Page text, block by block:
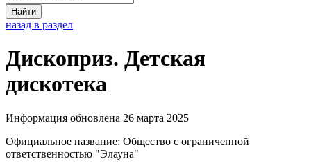
Найти
назад в раздел
Дископриз. Детская
дискотека
Информация обновлена 26 марта 2025
Официальное название: Общество с ограниченной
ответственностью "Элауна"